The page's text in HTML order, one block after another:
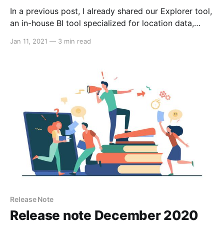
In a previous post, I already shared our Explorer tool,
an in-house BI tool specialized for location data,
called Kepler.gl to boost user productivity in 4
Metabase, more visualization with new map
Jan 11, 2021 — 3 min read
Release Note
Release note December 2020